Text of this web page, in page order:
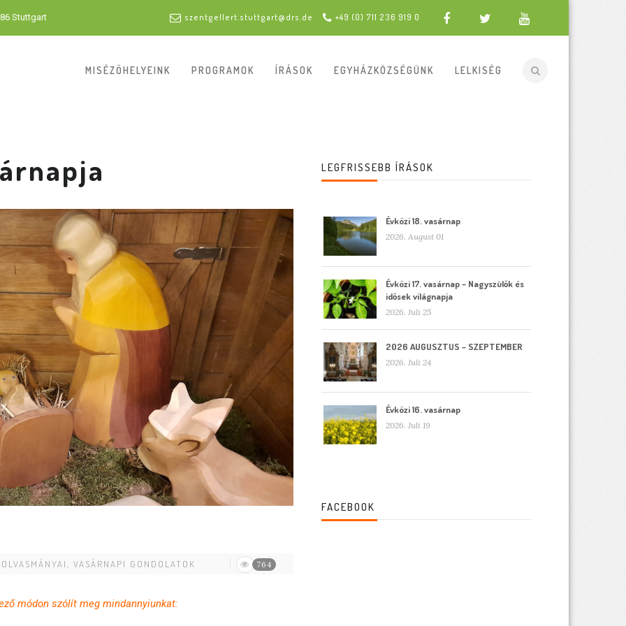
Stuttgart szentgellert.stuttgart@drs.de +49 (0) 711 236 919 0
MISÉZŐHELYEINK PROGRAMOK ÍRÁSOK EGYHÁZKÖZSÉGÜNK LELKISÉG
, VASÁRNAPI GONDOLATOK 764
módon szólít meg mindannyiunkat:
LEGFRISSEBB ÍRÁSOK
Évközi 18. vasárnap
2026. August 01
Évközi 17. vasárnap – Nagyszülők és
idősek világnapja
2026. Juli 25
2026 AUGUSZTUS – SZEPTEMBER
2026. Juli 24
Évközi 16. vasárnap
2026. Juli 19
FACEBOOK